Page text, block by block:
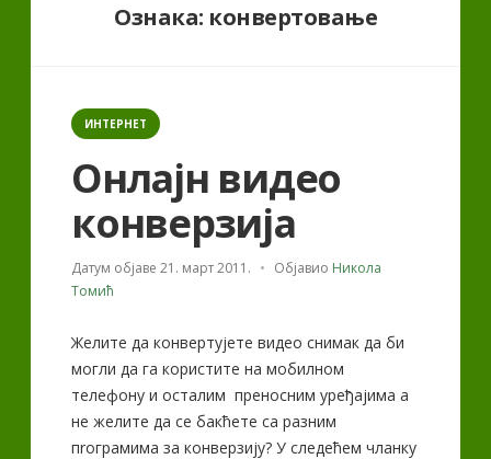
Ознака: конвертовање
Categories
ИНТЕРНЕТ
Онлајн видео
конверзија
Датум објаве21. март 2011. Објавио Никола
Томић
Желите да конвертујете видео снимак да би
могли да га користите на мобилном
телефону и осталим преносним уређајима а
не желите да се бакћете са разним
пrограмима за конверзију? У следећем чланку